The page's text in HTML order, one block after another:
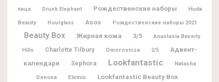
лица Drunk Elephant Рождественские наборы
Huda
Beauty
Hourglass Asos Рождественские наборы 2021
Beauty Box Жирная кожа 3/5 Anastasia Beverly
Hills Charlotte Tilbury Omorovicza 2/5
Адвент-
календари
Sephora Lookfantastic
Natasha
Denona
Elemis Lookfantastic Beauty Box